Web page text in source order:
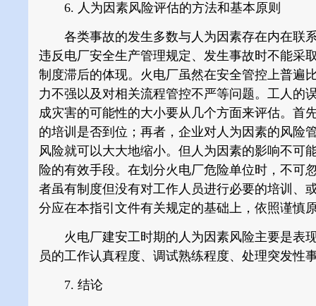
6. 人为因素风险评估的方法和基本原则
各类事故的发生多数与人为因素存在内在联
违反电厂安全生产管理规定、发生事故时不能采
制度滞后的体现。火电厂虽然在安全管控上普遍
力不强以及对相关流程管控不严等问题。工人的
成灾害的可能性的大小要从几个方面来评估。首
的培训是否到位；再者，企业对人为因素的风险
风险就可以大大地缩小。但人为因素的影响不可
险的有效手段。在划分火电厂危险单位时，不可
者虽有制度但没有对工作人员进行必要的培训、
分应在本指引文件有关规定的基础上，依照谨慎
火电厂建安工时期的人为因素风险主要是表
员的工作认真程度、调试熟练程度、处理突发性
7. 结论